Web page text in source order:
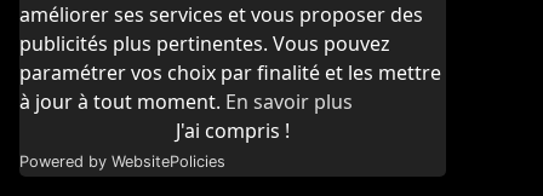
améliorer ses services et vous proposer des
publicités plus pertinentes. Vous pouvez
paramétrer vos choix par finalité et les mettre
à jour à tout moment. En savoir plus
J'ai compris !
Powered by WebsitePolicies